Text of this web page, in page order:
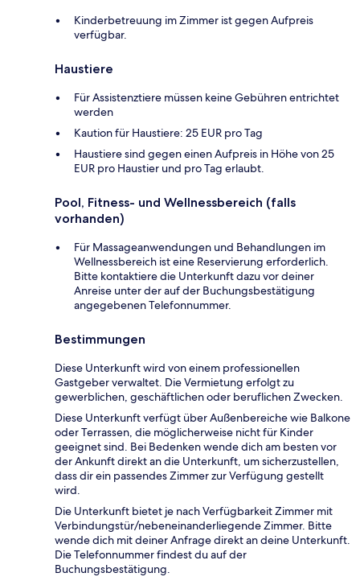
Kinderbetreuung im Zimmer ist gegen Aufpreis
verfügbar.
Haustiere
Für Assistenztiere müssen keine Gebühren entrichtet
werden
Kaution für Haustiere: 25 EUR pro Tag
Haustiere sind gegen einen Aufpreis in Höhe von 25
EUR pro Haustier und pro Tag erlaubt.
Pool, Fitness- und Wellnessbereich (falls
vorhanden)
Für Massageanwendungen und Behandlungen im
Wellnessbereich ist eine Reservierung erforderlich.
Bitte kontaktiere die Unterkunft dazu vor deiner
Anreise unter der auf der Buchungsbestätigung
angegebenen Telefonnummer.
Bestimmungen
Diese Unterkunft wird von einem professionellen
Gastgeber verwaltet. Die Vermietung erfolgt zu
gewerblichen, geschäftlichen oder beruflichen Zwecken.
Diese Unterkunft verfügt über Außenbereiche wie Balkone
oder Terrassen, die möglicherweise nicht für Kinder
geeignet sind. Bei Bedenken wende dich am besten vor
der Ankunft direkt an die Unterkunft, um sicherzustellen,
dass dir ein passendes Zimmer zur Verfügung gestellt
wird.
Die Unterkunft bietet je nach Verfügbarkeit Zimmer mit
Verbindungstür/nebeneinanderliegende Zimmer. Bitte
wende dich mit deiner Anfrage direkt an deine Unterkunft.
Die Telefonnummer findest du auf der
Buchungsbestätigung.